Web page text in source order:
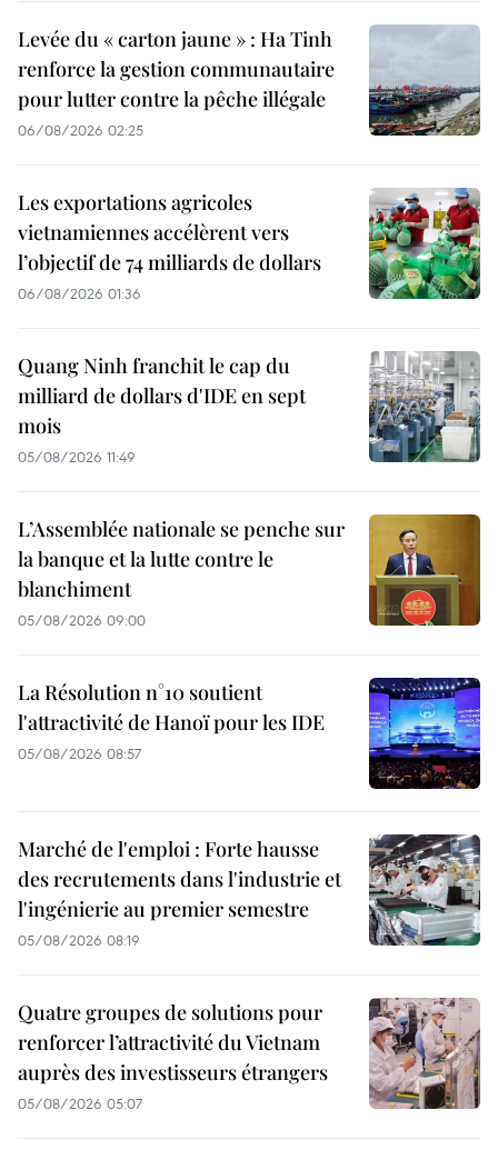
Levée du « carton jaune » : Ha Tinh
renforce la gestion communautaire
pour lutter contre la pêche illégale
06/08/2026 02:25
Les exportations agricoles
vietnamiennes accélèrent vers
l’objectif de 74 milliards de dollars
06/08/2026 01:36
Quang Ninh franchit le cap du
milliard de dollars d'IDE en sept
mois
05/08/2026 11:49
L’Assemblée nationale se penche sur
la banque et la lutte contre le
blanchiment
05/08/2026 09:00
La Résolution n°10 soutient
l'attractivité de Hanoï pour les IDE
05/08/2026 08:57
Marché de l'emploi : Forte hausse
des recrutements dans l'industrie et
l'ingénierie au premier semestre
05/08/2026 08:19
Quatre groupes de solutions pour
renforcer l’attractivité du Vietnam
auprès des investisseurs étrangers
05/08/2026 05:07